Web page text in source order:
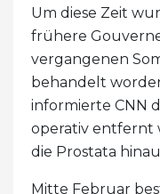
Um diese Zeit
frühere
vergangenen
behandelt
informierte CNN
operativ entfernt
die Prostata
Mitte Februar